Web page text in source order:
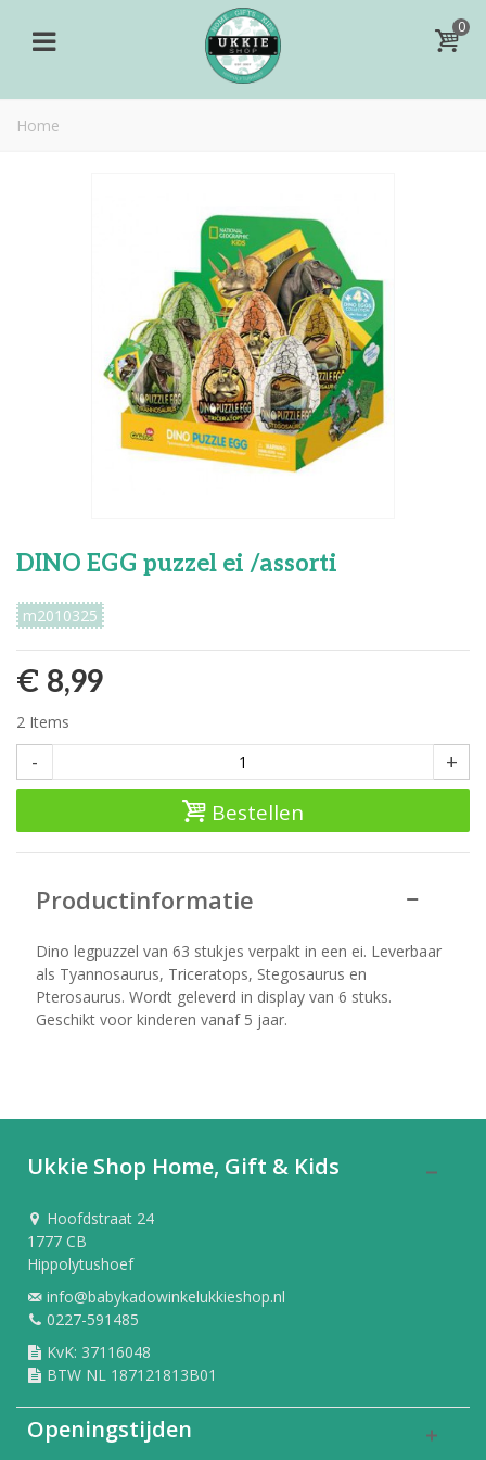
0
Home
DINO EGG puzzel ei /assorti
m2010325
€ 8,99
2 Items
- +
Bestellen
Productinformatie
Dino legpuzzel van 63 stukjes verpakt in een ei. Leverbaar
als Tyannosaurus, Triceratops, Stegosaurus en
Pterosaurus. Wordt geleverd in display van 6 stuks.
Geschikt voor kinderen vanaf 5 jaar.
Ukkie Shop Home, Gift & Kids
Hoofdstraat 24
1777 CB
Hippolytushoef
info@babykadowinkelukkieshop.nl
0227-591485
KvK: 37116048
BTW NL 187121813B01
Openingstijden